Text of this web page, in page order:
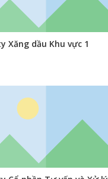
Xăng dầu Khu vực 1